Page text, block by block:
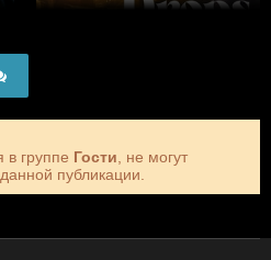
в группе Гости , не могут
публикации.